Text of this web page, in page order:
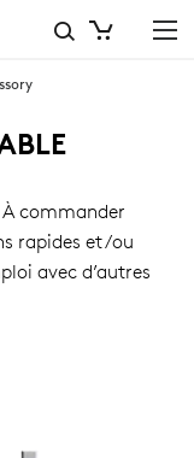
commander
rapides et/ou
avec d’autres